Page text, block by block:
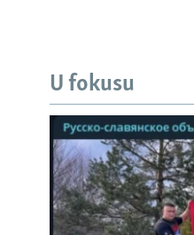
U fokusu